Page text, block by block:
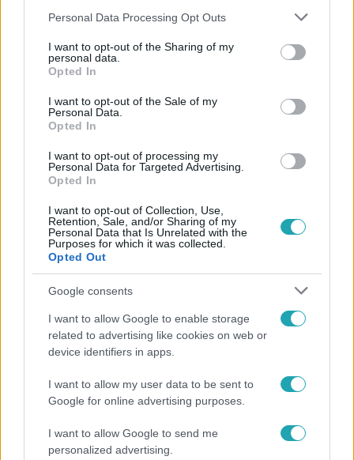
Please note that this website/app uses one or more Google
not limited to your visit or usage behaviour. You may click to
grant or deny consent to Google and its third-party tags to
use your data for below specified purposes in below Google
consent section.
Personal Data Processing Opt Outs
I want to opt-out of the Sharing of my
personal data.
Opted In
I want to opt-out of the Sale of my
Personal Data.
Opted In
I want to opt-out of processing my
Personal Data for Targeted Advertising.
Opted In
I want to opt-out of Collection, Use,
Retention, Sale, and/or Sharing of my
Personal Data that Is Unrelated with the
Purposes for which it was collected.
Opted Out
Google consents
I want to allow Google to enable storage
related to advertising like cookies on web or
device identifiers in apps.
I want to allow my user data to be sent to
Google for online advertising purposes.
I want to allow Google to send me
personalized advertising.
VIDEÓ #POLITIKA #KOVÁCS GERGELY
VÉLEMÉNY
SZÉLL KÁLMÁN TÉR ELŐVÁLASZTÁS BELFÖLD
ELLENZÉK
Népszerű